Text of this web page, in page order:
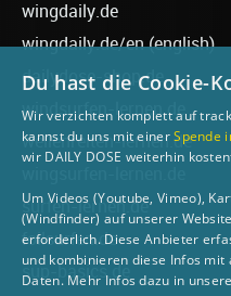
wingdaily.de
wingdaily.de/en(english)
dailydose-shop.de
windsurfen-lernen.de
wellenreiten-lernen.de
surfen-lernen.de
foilsurfen.de
sup-basics.de
Du hast die Cookie-
Wir verzichten komplett auf
kannst du uns mit einerSpende
wir DAILY DOSE weiterhin
Um Videos (Youtube, Vimeo),
(Windfinder) auf unserer
erforderlich. Diese Anbieter
und kombinieren diese Infos
Daten. Mehr Infos dazu in